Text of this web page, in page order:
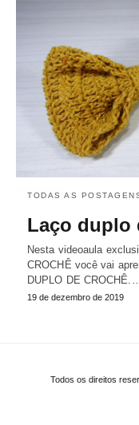
TODAS AS
Laço duplo
Nesta videoaula
CROCHÊ você vai
DUPLO DE
19 de dezembro de 2019
Todos os direitos